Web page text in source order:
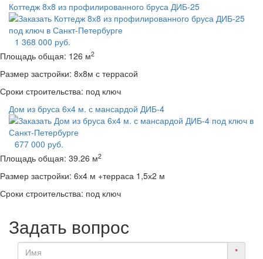
Коттедж 8х8 из профилированного бруса ДИБ-25
1 368 000 руб.
Площадь общая: 126 м2
Размер застройки: 8х8м с террасой
Сроки строительства: под ключ
Дом из бруса 6х4 м. с мансардой ДИБ-4
677 000 руб.
Площадь общая: 39.26 м2
Размер застройки: 6х4 м +терраса 1,5х2 м
Сроки строительства: под ключ
Задать вопрос
*